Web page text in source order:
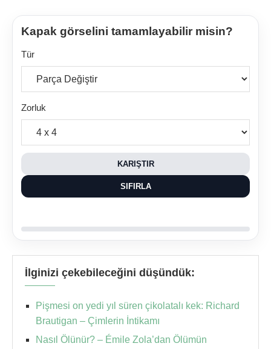
Kapak görselini tamamlayabilir misin?
Tür
Zorluk
KARIŞTIR
SIFIRLA
İlginizi çekebileceğini düşündük:
Pişmesi on yedi yıl süren çikolatalı kek: Richard
Brautigan – Çimlerin İntikamı
Nasıl Ölünür? – Émile Zola’dan Ölümün